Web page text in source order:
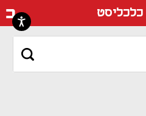
כלכליסט